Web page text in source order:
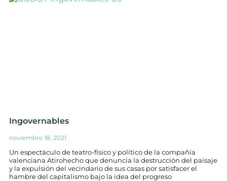
Ingovernables
noviembre 18, 2021
Un espectáculo de teatro-físico y político de la compañía
valenciana Atirohecho que denuncia la destrucción del paisaje
y la expulsión del vecindario de sus casas por satisfacer el
hambre del capitalismo bajo la idea del progreso